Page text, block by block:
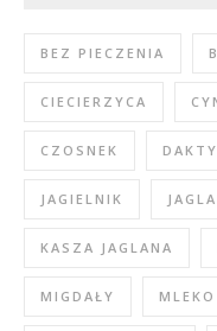
BEZ PIECZENIA
CIECIERZYCA
CZOSNEK
JAGIELNIK
KASZA JAGLANA
MIGDAŁY